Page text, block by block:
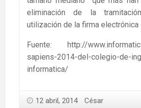
eliminación de la
utilización de la firma electrónica
Fuente: http://
sapiens-2014-del-colegio-de-
informatica/
12 abril, 2014 César